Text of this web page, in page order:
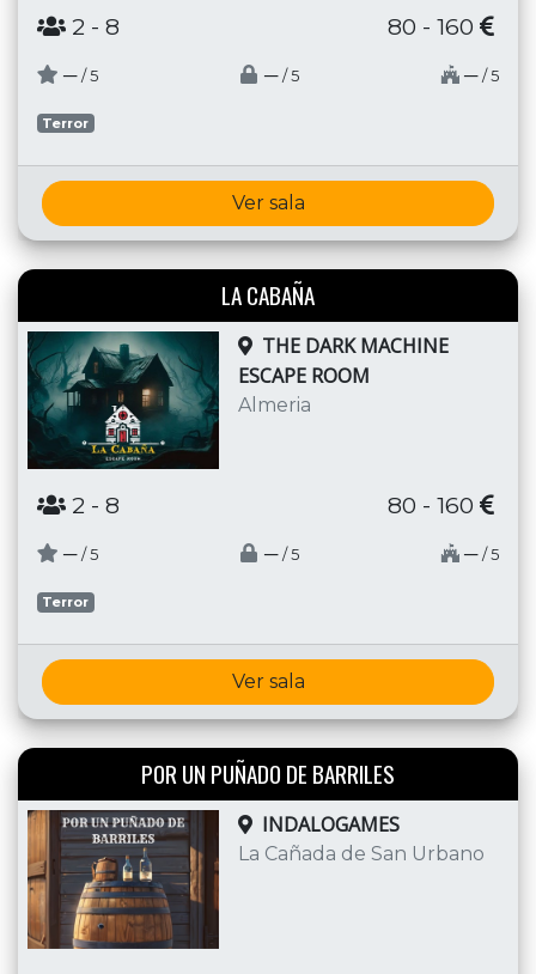
2 - 8 80 - 160
─ / 5 ─ / 5 ─ / 5
Terror
Ver sala
LA CABAÑA
THE DARK MACHINE
ESCAPE ROOM
Almeria
2 - 8 80 - 160
─ / 5 ─ / 5 ─ / 5
Terror
Ver sala
POR UN PUÑADO DE BARRILES
INDALOGAMES
La Cañada de San Urbano